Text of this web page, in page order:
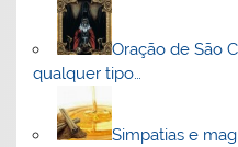
Oração de São
qualquer tipo…
Simpatias e